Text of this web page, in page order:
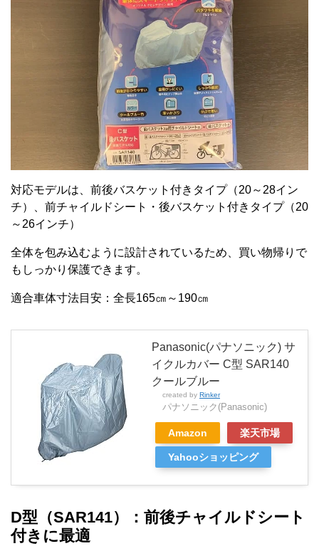
対応モデルは、前後バスケット付きタイプ（20～28イン
チ）、前チャイルドシート・後バスケット付きタイプ（20
～26インチ）
全体を包み込むように設計されているため、買い物帰りで
もしっかり保護できます。
適合車体寸法目安：全長165㎝～190㎝
Panasonic(パナソニック) サ
イクルカバー C型 SAR140
クールブルー
created by Rinker
パナソニック(Panasonic)
Amazon 楽天市場
Yahooショッピング
D型（SAR141）：前後チャイルドシート
付きに最適